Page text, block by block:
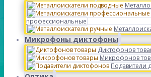
профессиональные
Микрофоны диктофоны
Диктофонов
Микрофонов
Подавители